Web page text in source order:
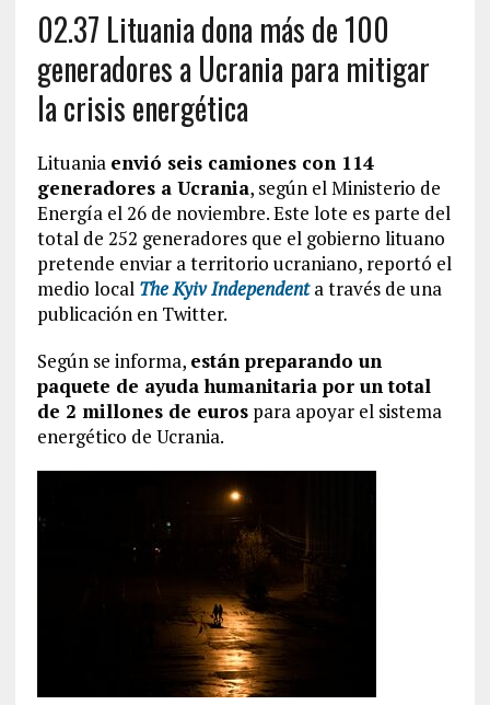
02.37 Lituania dona más de 100
generadores a Ucrania para mitigar
la crisis energética
Lituania envió seis camiones con 114
generadores a Ucrania, según el Ministerio de
Energía el 26 de noviembre. Este lote es parte del
total de 252 generadores que el gobierno lituano
pretende enviar a territorio ucraniano, reportó el
medio local The Kyiv Independenta través de una
publicación en Twitter.
Según se informa, están preparando un
paquete de ayuda humanitaria por un total
de 2 millones de eurospara apoyar el sistema
energético de Ucrania.